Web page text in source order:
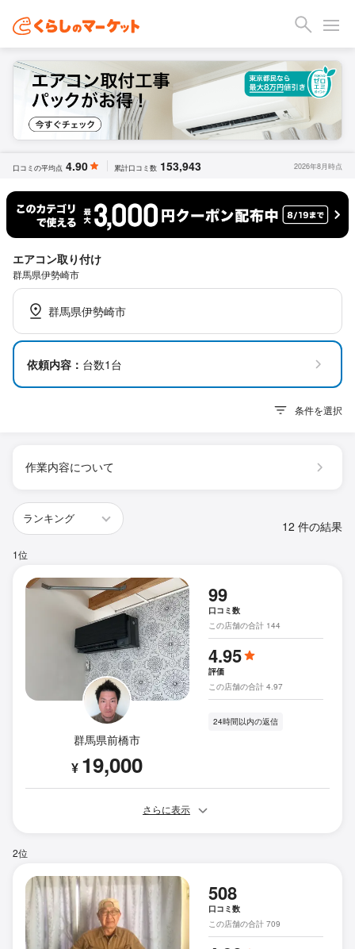
口コミの平均点 4.90 累計口コミ数 153,943 2026年8月時点
エアコン取り付け
群馬県伊勢崎市
群馬県伊勢崎市
依頼内容： 台数1台
条件を選択
作業内容について
12 件の結果
1位
群馬県前橋市
¥ 19,000
99
口コミ数
この店舗の合計 144
4.95
評価
この店舗の合計 4.97
24時間以内の返信
さらに表示
2位
508
口コミ数
この店舗の合計 709